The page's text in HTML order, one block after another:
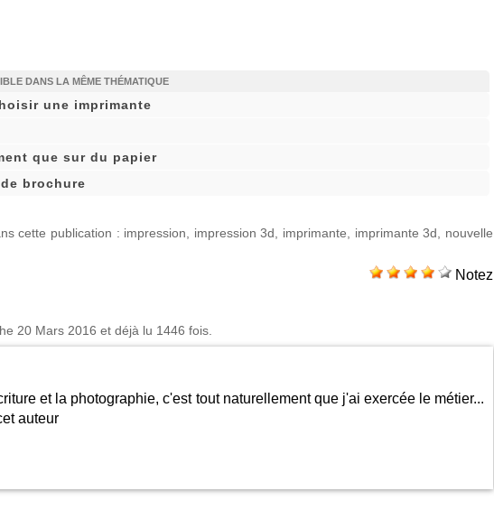
DANS LA MÊME THÉMATIQUE
une imprimante
que sur du papier
brochure
cette publication : impression impression 3d imprimante imprimante 3d
nouvelle
Notez
20 Mars 2016 et déjà lu 1446 fois.
et la photographie, c'est tout naturellement que j'ai exercée le métier...
auteur